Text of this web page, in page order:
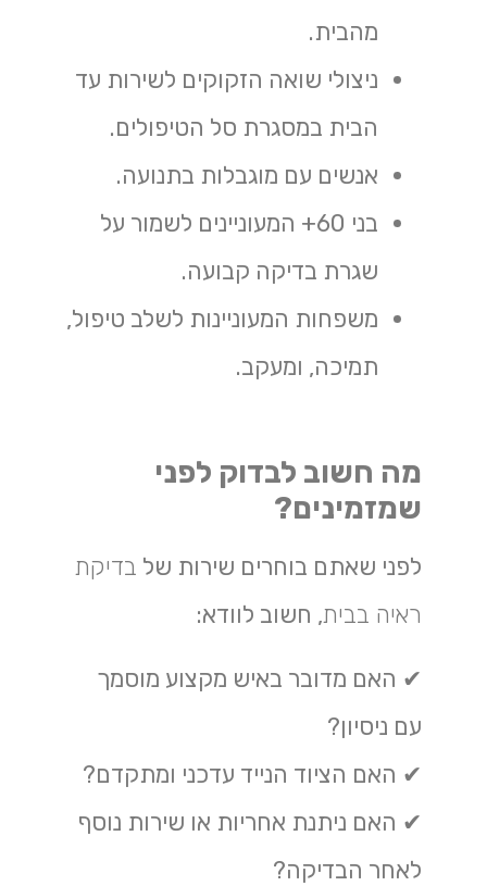
מהבית.
ניצולי שואה הזקוקים לשירות עד
הבית במסגרת סל הטיפולים.
אנשים עם מוגבלות בתנועה.
בני 60+ המעוניינים לשמור על
שגרת בדיקה קבועה.
משפחות המעוניינות לשלב טיפול,
תמיכה, ומעקב.
מה חשוב לבדוק לפני
שמזמינים?
לפני שאתם בוחרים שירות של בדיקת
ראיה בבית, חשוב לוודא:
✔ האם מדובר באיש מקצוע מוסמך
עם ניסיון?
✔ האם הציוד הנייד עדכני ומתקדם?
✔ האם ניתנת אחריות או שירות נוסף
לאחר הבדיקה?